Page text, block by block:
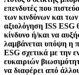
επενδυτές που
των κινδύνων και
αξιολόγηση ISS ESG
κίνδυνο ή/και να
λαμβάνεται υπόψη η
ESG σχετικά με την
ευκαιριών
να διαφέρει από